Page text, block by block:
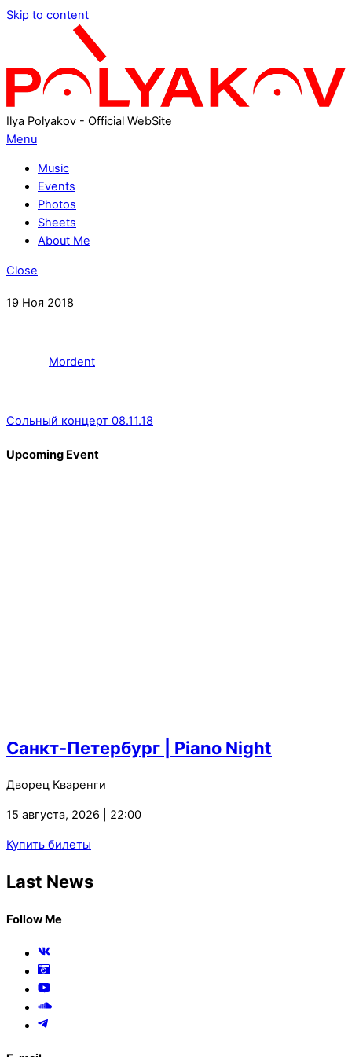
Skip to content
Ilya Polyakov - Official WebSite
Menu
Music
Events
Photos
Sheets
About Me
Close
19 Ноя 2018
Mordent
Сольный концерт 08.11.18
Upcoming Event
Санкт-Петербург | Piano Night
Дворец Кваренги
15 августа, 2026 | 22:00
Купить билеты
Last News
Follow Me